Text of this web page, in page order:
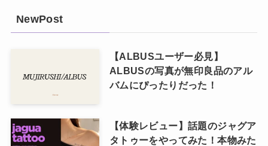
NewPost
【ALBUSユーザー必見】
ALBUSの写真が無印良品のアル
バムにぴったりだった！
【体験レビュー】話題のジャグア
タトゥーをやってみた！本物みた